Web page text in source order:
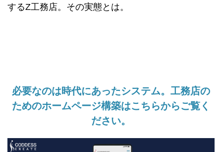
するZ工務店。その実態とは。
必要なのは時代にあったシステム。工務店の
ためのホームページ構築はこちらからご覧く
ださい。